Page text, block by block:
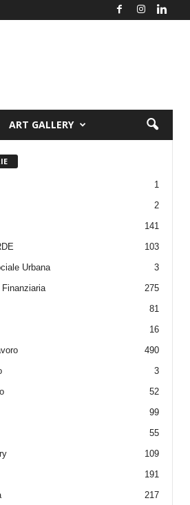
ART GALLERY
1
2
141
103
Urbana
3
275
81
16
490
3
52
99
55
109
191
217